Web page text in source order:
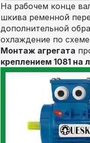
На рабочем конце
шкива ременной
дополнительной
охлаждение по
Монтаж агрегата
креплением 1081 на